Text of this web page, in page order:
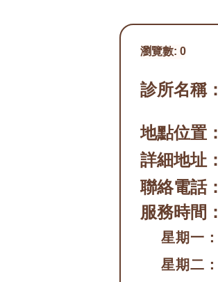
瀏覽數: 0
診所名稱：
地點位置：
詳細地址：
聯絡電話：
服務時間：
星期一：
星期二：